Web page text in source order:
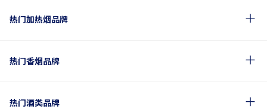
热门加热烟品牌
热门香烟品牌
热门酒类品牌